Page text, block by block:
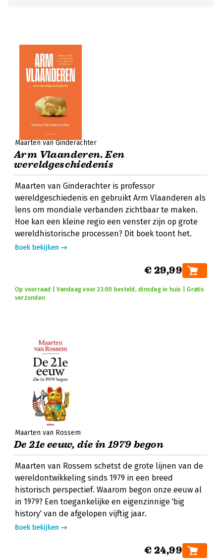
Maarten van Ginderachter
Arm Vlaanderen. Een
wereldgeschiedenis
Maarten van Ginderachter is professor
wereldgeschiedenis en gebruikt Arm Vlaanderen als
lens om mondiale verbanden zichtbaar te maken.
Hoe kan een kleine regio een venster zijn op grote
wereldhistorische processen? Dit boek toont het.
Boek bekijken
€ 29,99
Op voorraad | Vandaag voor 23:00 besteld, dinsdag in huis | Gratis
verzonden
Maarten van Rossem
De 21e eeuw, die in 1979 begon
Maarten van Rossem schetst de grote lijnen van de
wereldontwikkeling sinds 1979 in een breed
historisch perspectief. Waarom begon onze eeuw al
in 1979? Een toegankelijke en eigenzinnige 'big
history' van de afgelopen vijftig jaar.
Boek bekijken
€ 24,99